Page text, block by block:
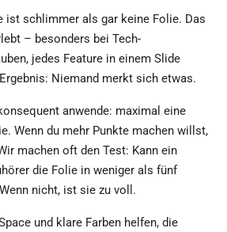
ist schlimmer als gar keine Folie. Das
– besonders bei Tech-
jedes Feature in einem Slide
Niemand merkt sich etwas.
anwende: maximal eine
Wenn du mehr Punkte machen willst,
machen oft den Test: Kann ein
die Folie in weniger als fünf
nicht, ist sie zu voll.
und klare Farben helfen, die